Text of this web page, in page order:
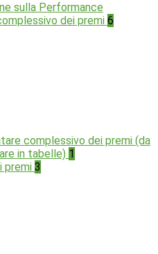
sulla Performance
dei premi 6
complessivo dei premi (da
in tabelle) 1
premi 3